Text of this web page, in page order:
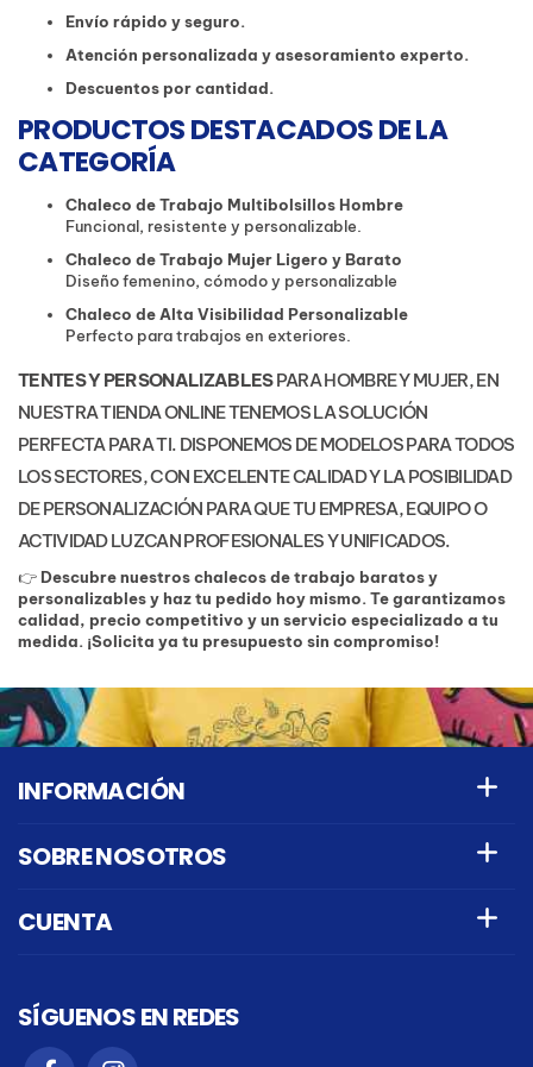
Envío rápido y seguro.
Atención personalizada y asesoramiento experto.
Descuentos por cantidad.
PRODUCTOS DESTACADOS DE LA
CATEGORÍA
Chaleco de Trabajo Multibolsillos Hombre
Funcional, resistente y personalizable.
Chaleco de Trabajo Mujer Ligero y Barato
Diseño femenino, cómodo y personalizable
Chaleco de Alta Visibilidad Personalizable
Perfecto para trabajos en exteriores.
TENTES Y PERSONALIZABLESPARA HOMBRE Y MUJER, EN
NUESTRA TIENDA ONLINE TENEMOS LA SOLUCIÓN
PERFECTA PARA TI. DISPONEMOS DE MODELOS PARA TODOS
LOS SECTORES, CON EXCELENTE CALIDAD Y LA POSIBILIDAD
DE PERSONALIZACIÓN PARA QUE TU EMPRESA, EQUIPO O
ACTIVIDAD LUZCAN PROFESIONALES Y UNIFICADOS.
👉 Descubre nuestros chalecos de trabajo baratos y
personalizables y haz tu pedido hoy mismo. Te garantizamos
calidad, precio competitivo y un servicio especializado a tu
medida. ¡Solicita ya tu presupuesto sin compromiso!
INFORMACIÓN
SOBRE NOSOTROS
CUENTA
SÍGUENOS EN REDES